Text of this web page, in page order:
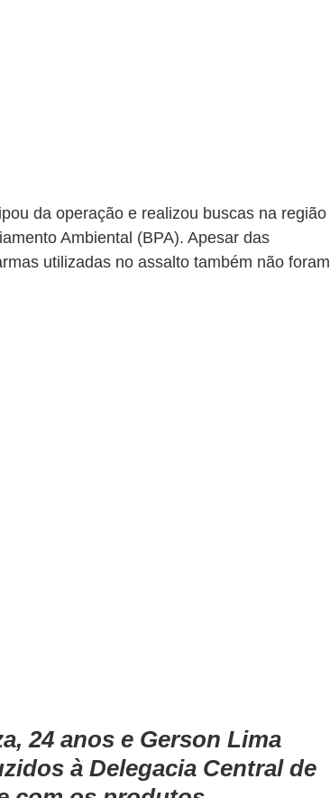
da operação e realizou buscas na região
Ambiental (BPA). Apesar das
utilizadas no assalto também não foram
24 anos e Gerson Lima
à Delegacia Central de